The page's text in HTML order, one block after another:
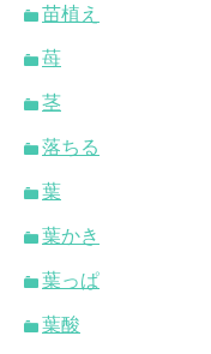
苗植え
苺
茎
落ちる
葉
葉かき
葉っぱ
葉酸